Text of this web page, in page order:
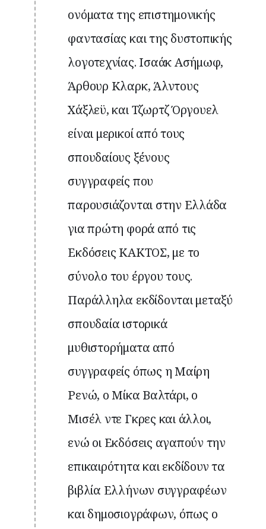
ονόματα της επιστημονικής
φαντασίας και της δυστοπικής
λογοτεχνίας. Ισαάκ Ασήμωφ,
Άρθουρ Κλαρκ, Άλντους
Χάξλεϋ, και Τζωρτζ Όργουελ
είναι μερικοί από τους
σπουδαίους ξένους
συγγραφείς που
παρουσιάζονται στην Ελλάδα
για πρώτη φορά από τις
Εκδόσεις ΚΑΚΤΟΣ, με το
σύνολο του έργου τους.
Παράλληλα εκδίδονται μεταξύ
σπουδαία ιστορικά
μυθιστορήματα από
συγγραφείς όπως η Μαίρη
Ρενώ, ο Μίκα Βαλτάρι, ο
Μισέλ ντε Γκρες και άλλοι,
ενώ οι Εκδόσεις αγαπούν την
επικαιρότητα και εκδίδουν τα
βιβλία Ελλήνων συγγραφέων
και δημοσιογράφων, όπως ο